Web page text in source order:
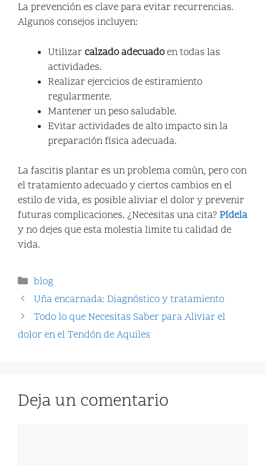
La prevención es clave para evitar recurrencias.
Algunos consejos incluyen:
Utilizar calzado adecuadoen todas las
actividades.
Realizar ejercicios de estiramiento
regularmente.
Mantener un peso saludable.
Evitar actividades de alto impacto sin la
preparación física adecuada.
La fascitis plantar es un problema común, pero con
el tratamiento adecuado y ciertos cambios en el
estilo de vida, es posible aliviar el dolor y prevenir
futuras complicaciones. ¿Necesitas una cita? Pídela
y no dejes que esta molestia limite tu calidad de
vida.
blog
Uña encarnada: Diagnóstico y tratamiento
Todo lo que Necesitas Saber para Aliviar el
dolor en el Tendón de Aquiles
Deja un comentario